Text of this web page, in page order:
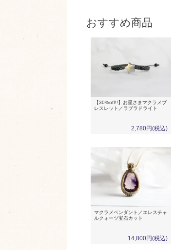
おすすめ商品
【30%off!!】お星さまマクラメブ
レスレット／ラブラドライト
2,780円(税込)
マクラメペンダント／エレスチャ
ルクォーツ宝石カット
14,800円(税込)